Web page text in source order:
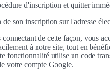
d'inscription et quitter
son inscription sur l'adresse
de cette façon, vous
à notre site, tout en
fonctionnalité utilise un code
votre compte Google.